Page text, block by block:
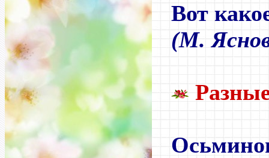
Вот
(М.